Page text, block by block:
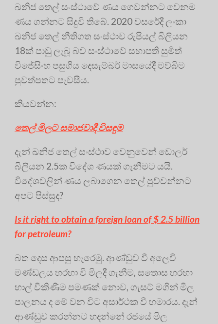
ඛනිජ තෙල් සංස්ථාවේ ණය ගෙවන්නට වෙනම
ණය ගන්නට සිදුවී තිබේ. 2020 වසරේදී ලංකා
ඛනිජ තෙල් නීතිගත සංස්ථාව රුපියල් බිලියන
18ක් පාඩු ලැබූ බව සංස්ථාවේ සභාපති සුමිත්
විජේසිංහ පසුගිය දෙසැම්බර් මාසයේදී මව්බිම
පුවත්පතට පැවසීය.
කියවන්න:
තෙල් මිලට සමාජවාදී විසඳුම
දැන් ඛනිජ තෙල් සංස්ථාව වෙනුවෙන් ඩොලර්
බිලියන 2.5ක විදේශ ණයක් ගැනීමට යයි.
විදේශවලින් ණය ලබාගෙන තෙල් පුච්චන්නට
අපට පිස්සුද?
Is it right to obtain a foreign loan of $ 2.5 billion
for petroleum?
බත දෙස ආපසු හැරෙමු. ආණ්ඩුව වී අලෙවි
මණ්ඩලය හරහා වී මිලදී ගැනීම, සතොස හරහා
හාල් විකිණීම පමණක් නොව, ගැසට් මගින් මිල
පාලනය ද මේ වන විට අසාර්ථක වී හමාරය. දැන්
ආණ්ඩුව කරන්නට හදන්නේ රජයේ මිල